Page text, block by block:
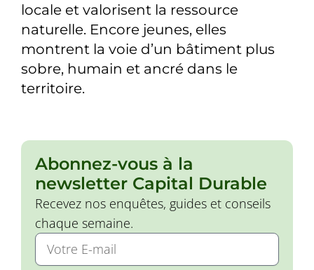
locale et valorisent la ressource
naturelle. Encore jeunes, elles
montrent la voie d’un bâtiment plus
sobre, humain et ancré dans le
territoire.
Abonnez-vous à la
newsletter Capital Durable
Recevez nos enquêtes, guides et conseils
chaque semaine.